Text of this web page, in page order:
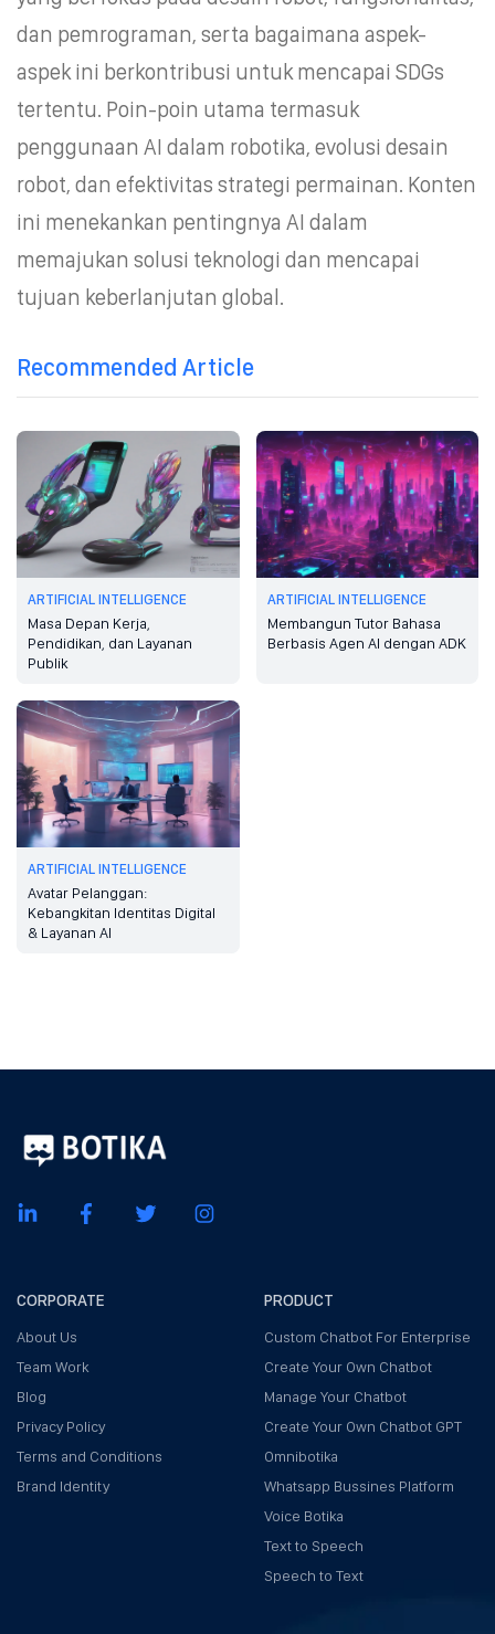
dan pemrograman, serta bagaimana aspek-
aspek ini berkontribusi untuk mencapai SDGs
tertentu. Poin-poin utama termasuk
penggunaan AI dalam robotika, evolusi desain
robot, dan efektivitas strategi permainan. Konten
ini menekankan pentingnya AI dalam
memajukan solusi teknologi dan mencapai
tujuan keberlanjutan global.
Recommended Article
ARTIFICIAL INTELLIGENCE
Masa Depan Kerja,
Pendidikan, dan Layanan
Publik
ARTIFICIAL INTELLIGENCE
Membangun Tutor Bahasa
Berbasis Agen AI dengan ADK
ARTIFICIAL INTELLIGENCE
Avatar Pelanggan:
Kebangkitan Identitas Digital
& Layanan AI
CORPORATE
About Us
Team Work
Blog
Privacy Policy
Terms and Conditions
Brand Identity
PRODUCT
Custom Chatbot For Enterprise
Create Your Own Chatbot
Manage Your Chatbot
Create Your Own Chatbot GPT
Omnibotika
Whatsapp Bussines Platform
Voice Botika
Text to Speech
Speech to Text